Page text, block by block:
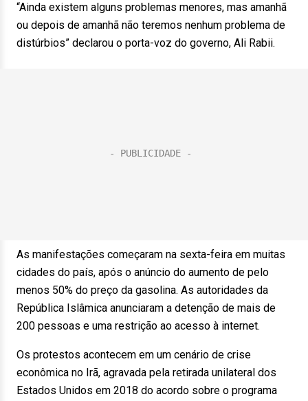
“Ainda existem alguns problemas menores, mas amanhã
ou depois de amanhã não teremos nenhum problema de
distúrbios” declarou o porta-voz do governo, Ali Rabii.
As manifestações começaram na sexta-feira em muitas
cidades do país, após o anúncio do aumento de pelo
menos 50% do preço da gasolina. As autoridades da
República Islâmica anunciaram a detenção de mais de
200 pessoas e uma restrição ao acesso à internet.
Os protestos acontecem em um cenário de crise
econômica no Irã, agravada pela retirada unilateral dos
Estados Unidos em 2018 do acordo sobre o programa